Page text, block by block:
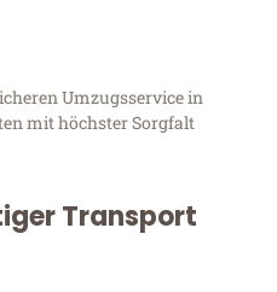
Umzugsservice in
mit höchster Sorgfalt
Transport